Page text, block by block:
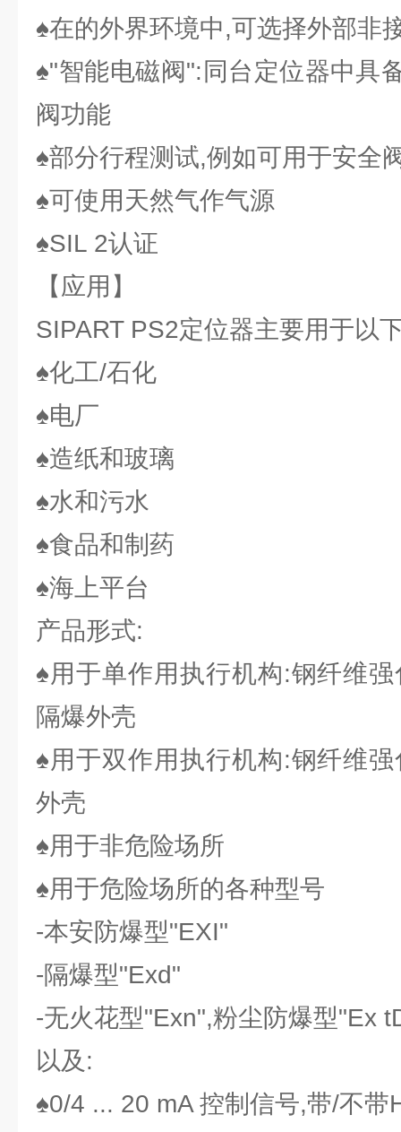
♠在的外界环境中,可选择外部非
♠"智能电磁阀":同台定位器中具
阀功能
♠部分行程测试,例如可用于安全
♠可使用天然气作气源
♠SIL 2认证
【应用】
SIPART PS2定位器主要用于以
♠化工/石化
♠电厂
♠造纸和玻璃
♠水和污水
♠食品和制药
♠海上平台
产品形式:
♠用于单作用执行机构:钢纤维
隔爆外壳
♠用于双作用执行机构:钢纤维
外壳
♠用于非危险场所
♠用于危险场所的各种型号
-本安防爆型"EXI"
-隔爆型"Exd"
-无火花型"Exn",粉尘防爆型"Ex
以及:
♠0/4 ... 20 mA 控制信号,带/不带